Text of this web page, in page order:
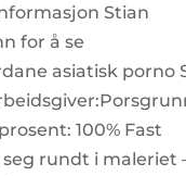
Stian
for å se
asiatisk porno
100% Fast
seg rundt i maleriet